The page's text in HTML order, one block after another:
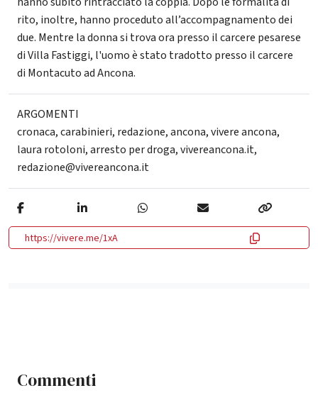
rito, inoltre, hanno proceduto all’accompagnamento dei
due. Mentre la donna si trova ora presso il carcere pesarese
di Villa Fastiggi, l'uomo è stato tradotto presso il carcere
di Montacuto ad Ancona.
ARGOMENTI
cronaca,carabinieri, redazione,ancona,vivere ancona,
laura rotoloni,arresto per droga,vivereancona.it,
redazione@vivereancona.it
https://vivere.me/1xA
Commenti